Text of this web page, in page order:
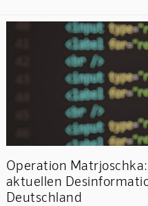
Operation
aktuellen
Deutschland